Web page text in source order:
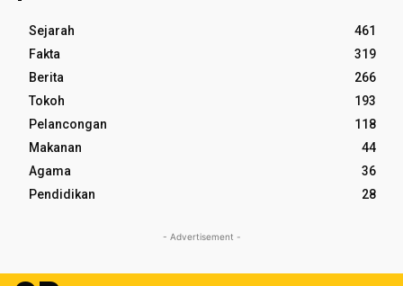
Sejarah
461
Fakta
319
Berita
266
Tokoh
193
Pelancongan
118
Makanan
44
Agama
36
Pendidikan
28
- Advertisement -